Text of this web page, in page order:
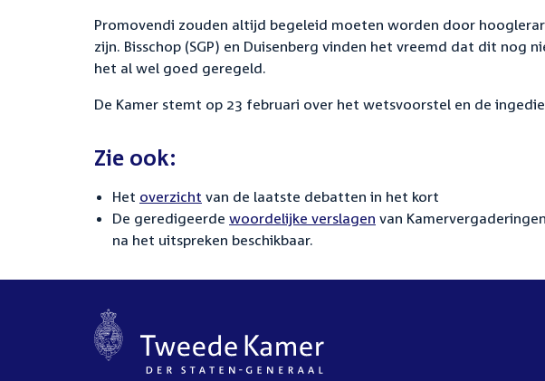
Promovendi zouden altijd begeleid moeten worden door
zijn. Bisschop (SGP) en Duisenberg vinden het vreemd dat dit nog
het al wel goed geregeld.
De Kamer stemt op 23 februari over het wetsvoorstel en de
Zie ook:
Het overzicht van de laatste debatten in het kort
De geredigeerde woordelijke verslagen van
na het uitspreken beschikbaar.